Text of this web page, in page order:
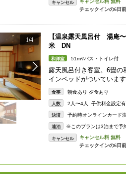
キャンセル
1/4
【温泉露天風呂付 湯庵
米 DN
和洋室 51m²/バス・トイレ付
露天風呂付き客室。6畳の
インベッドがついていま
食事 朝食あり 夕食あり
人数 2人〜4人 子供料金設定有
決済 予約時オンラインカード
連泊 ※このプランは3泊まで予
キャンセル